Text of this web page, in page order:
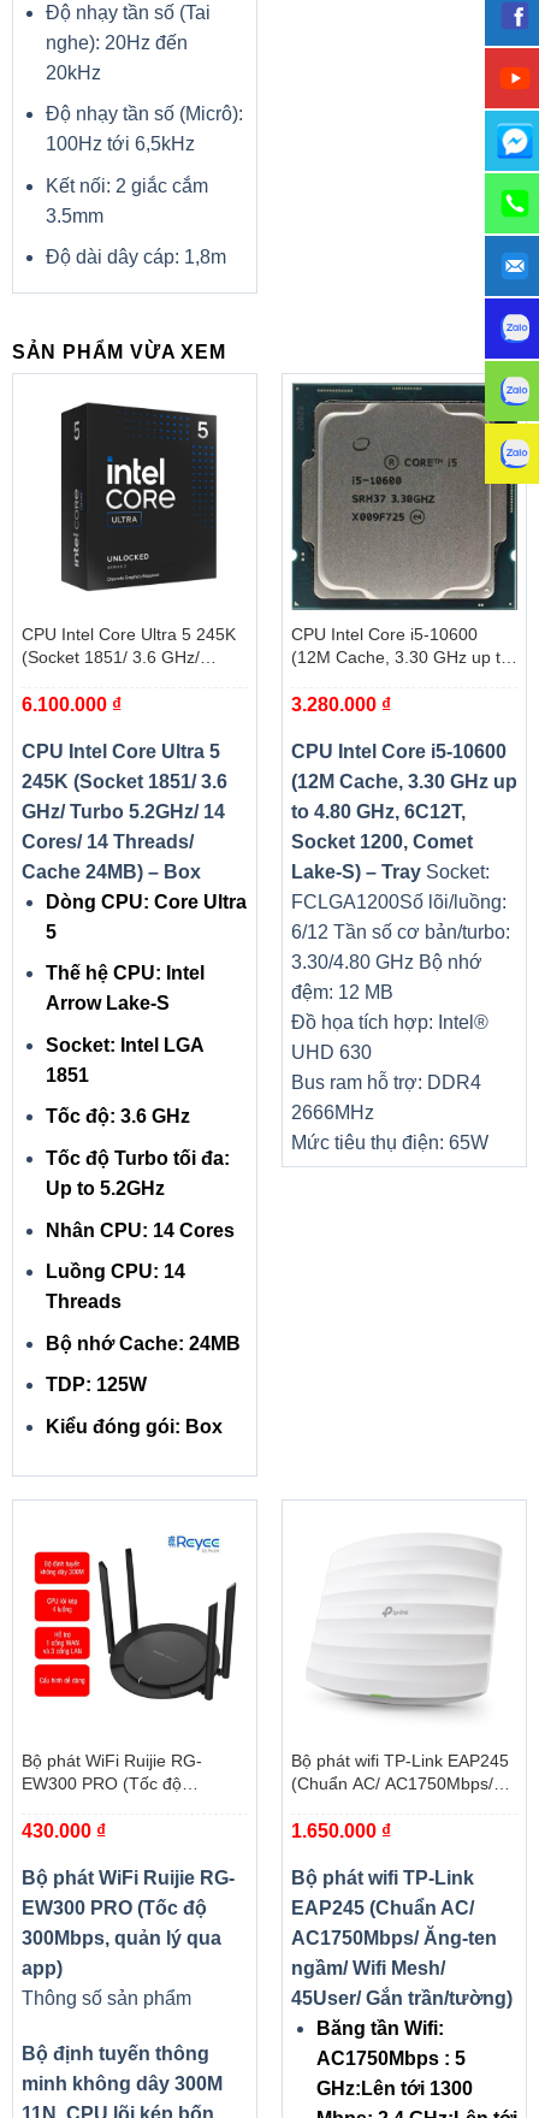
Mặc dù là một sản phẩm phổ thông nhưng thanh RAM này
vẫn được hoàn thiện từ các vật liệu và vi mạch chất lượng
kiểm tra nghiêm ngặt, RAM sẽ luôn có được độ ổn định
cao nhất và độ bền tuyệt vời theo thời gian.
Thông Số Kỹ Thuật
Nhà sản xuất:SP
Bảo hành: Trọn đời
Tốc độ RAM:2666 MHz
Tản nhiệt:Không
Hỗ trợ EEC:Không
Dung lượng RAM:
Màu LED:
Loại RAM: RAM Desktop – DDR4
Kích thước:(LxWxH)(cm): 15×0.3×6
Trọng lượng:30 gr
Độ nhạy tần số (Tai
nghe): 20Hz đến
20kHz
Độ nhạy tần số (Micrô):
100Hz tới 6,5kHz
Kết nối: 2 giắc cắm
3.5mm
Độ dài dây cáp: 1,8m
SẢN PHẨM VỪA XEM
CPU Intel Core Ultra 5 245K
(Socket 1851/ 3.6 GHz/
Threads/ Cache 24MB) – Box
6.100.000 ₫
CPU Intel Core Ultra 5
245K (Socket 1851/ 3.6
GHz/ Turbo 5.2GHz/ 14
Cores/ 14 Threads/
Cache 24MB) – Box
Dòng CPU: Core Ultra
5
Thế hệ CPU: Intel
Arrow Lake-S
Socket: Intel LGA
1851
Tốc độ: 3.6 GHz
Tốc độ Turbo tối đa:
Up to 5.2GHz
Nhân CPU: 14 Cores
Luồng CPU: 14
Threads
Bộ nhớ Cache: 24MB
TDP: 125W
Kiểu đóng gói: Box
CPU Intel Core i5-10600
(12M Cache, 3.30 GHz up to
1200, Comet Lake-S) – Tray
3.280.000 ₫
CPU Intel Core i5-10600
(12M Cache, 3.30 GHz up
to 4.80 GHz, 6C12T,
Socket 1200, Comet
Lake-S) – Tray Socket:
FCLGA1200Số lõi/luồng:
6/12 Tần số cơ bản/turbo:
3.30/4.80 GHz Bộ nhớ
đệm: 12 MB
Đồ họa tích hợp: Intel®
UHD 630
Bus ram hỗ trợ: DDR4
2666MHz
Mức tiêu thụ điện: 65W
Bộ phát WiFi Ruijie RG-
EW300 PRO (Tốc độ
430.000 ₫
Bộ phát WiFi Ruijie RG-
EW300 PRO (Tốc độ
300Mbps, quản lý qua
app)
Thông số sản phẩm
Bộ định tuyến thông
minh không dây 300M
11N. CPU lõi kép bốn
Bộ phát wifi TP-Link EAP245
(Chuẩn AC/ AC1750Mbps/
45User/ Gắn trần/tường)
1.650.000 ₫
Bộ phát wifi TP-Link
EAP245 (Chuẩn AC/
AC1750Mbps/ Ăng-ten
ngầm/ Wifi Mesh/
45User/ Gắn trần/tường)
Băng tần Wifi:
AC1750Mbps : 5
GHz:Lên tới 1300